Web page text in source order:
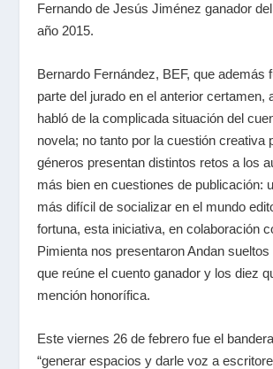
Fernando de Jesús Jiménez ganador
año 2015.
Bernardo Fernández, BEF, que además
parte del jurado en el anterior certamen,
habló de la complicada situación del
novela; no tanto por la cuestión creativa
géneros presentan distintos retos a los
más bien en cuestiones de publicación:
más difícil de socializar en el mundo
fortuna, esta iniciativa, en colaboración
Pimienta nos presentaron Andan
que reúne el cuento ganador y los diez
mención honorífica.
Este viernes 26 de febrero fue el
“generar espacios y darle voz a